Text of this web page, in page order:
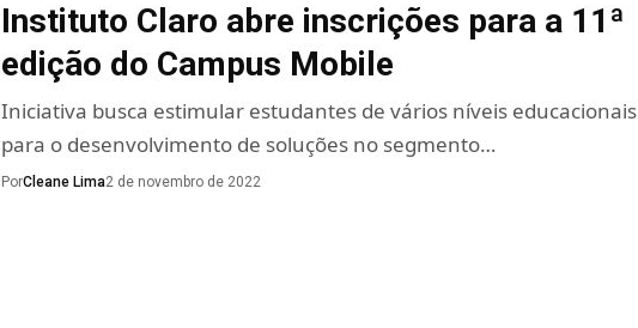
Instituto Claro abre inscrições para a 11ª
edição do Campus Mobile
Iniciativa busca estimular estudantes de vários níveis educacionais
para o desenvolvimento de soluções no segmento…
PorCleane Lima2 de novembro de 2022